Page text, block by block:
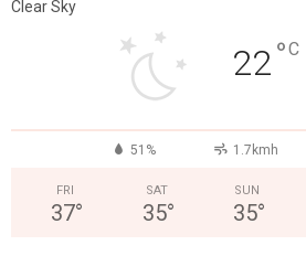
Clear Sky
22°C
51% 1.7kmh
FRI
37°
SAT
35°
SUN
35°